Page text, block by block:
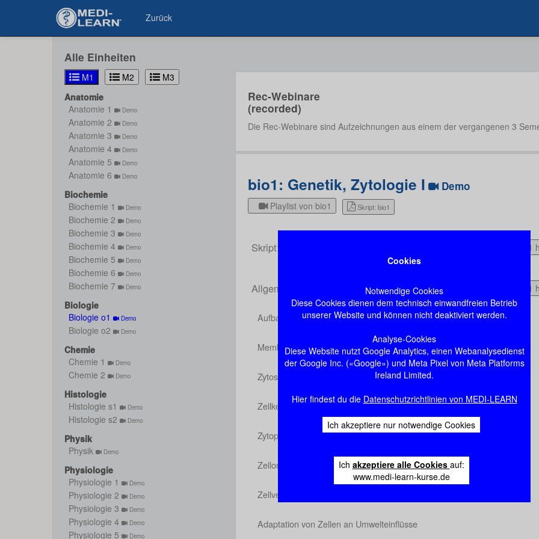
Cookies
Notwendige Cookies
Diese Cookies dienen dem technisch einwandfreien Betrieb
unserer Website und können nicht deaktiviert werden.
Analyse-Cookies
Diese Website nutzt Google Analytics, einen Webanalysedienst
der Google Inc. («Google») und Meta Pixel von Meta Platforms
Ireland Limited.
Hier findest du die Datenschutzrichtlinien von MEDI-LEARN
Ich akzeptiere nur notwendige Cookies
Ich akzeptiere alle Cookies auf:
www.medi-learn-kurse.de
Zurück
Alle Einheiten
M1 M2
M3
Anatomie
Anatomie 1
Demo
Anatomie 2 Demo
Anatomie 3 Demo
Anatomie 4 Demo
Anatomie 5 Demo
Anatomie 6 Demo
Biochemie
Biochemie 1
Demo
Biochemie 2 Demo
Biochemie 3 Demo
Biochemie 4 Demo
Biochemie 5 Demo
Biochemie 6 Demo
Biochemie 7 Demo
Biologie
Biologie o1
Demo
Biologie o2 Demo
Chemie
Chemie 1
Demo
Chemie 2 Demo
Histologie
Histologie s1
Demo
Histologie s2 Demo
Physik
Physik
Demo
Physiologie
Physiologie 1
Demo
Physiologie 2 Demo
Physiologie 3 Demo
Physiologie 4 Demo
Physiologie 5 Demo
Rec-Webinare
(recorded)
Die Rec-Webinare sind Aufzeichnungen aus einem der vergangenen 3
bio1: Genetik, Zytologie I Demo
Playlist von bio1 Skript: bio1
Skript: bio1 3:41 h
Allgemeine Zytologie, Zellteilung und Zelltod 3:41 h
Aufbau einer menschlichen Zelle – Überblick
Membranen der Zellen
Zytoskelett
Zellkern
Zytoplasma
Zellorganellen
Zellvermehrung und Keimzellbildung
Adaptation von Zellen an Umwelteinflüsse